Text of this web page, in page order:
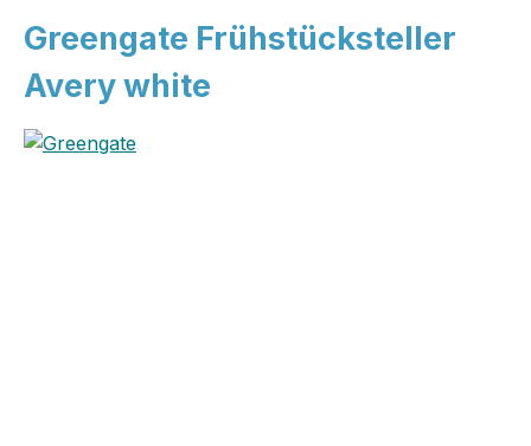
Greengate Frühstücksteller
Avery white